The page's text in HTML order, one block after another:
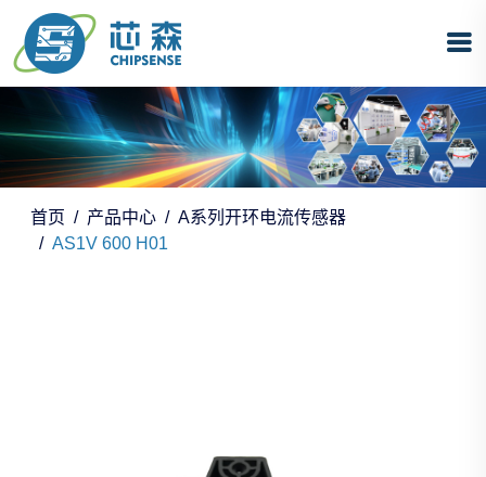
首页 产品中心
A系列开环电流传感器
AS1V 600 H01